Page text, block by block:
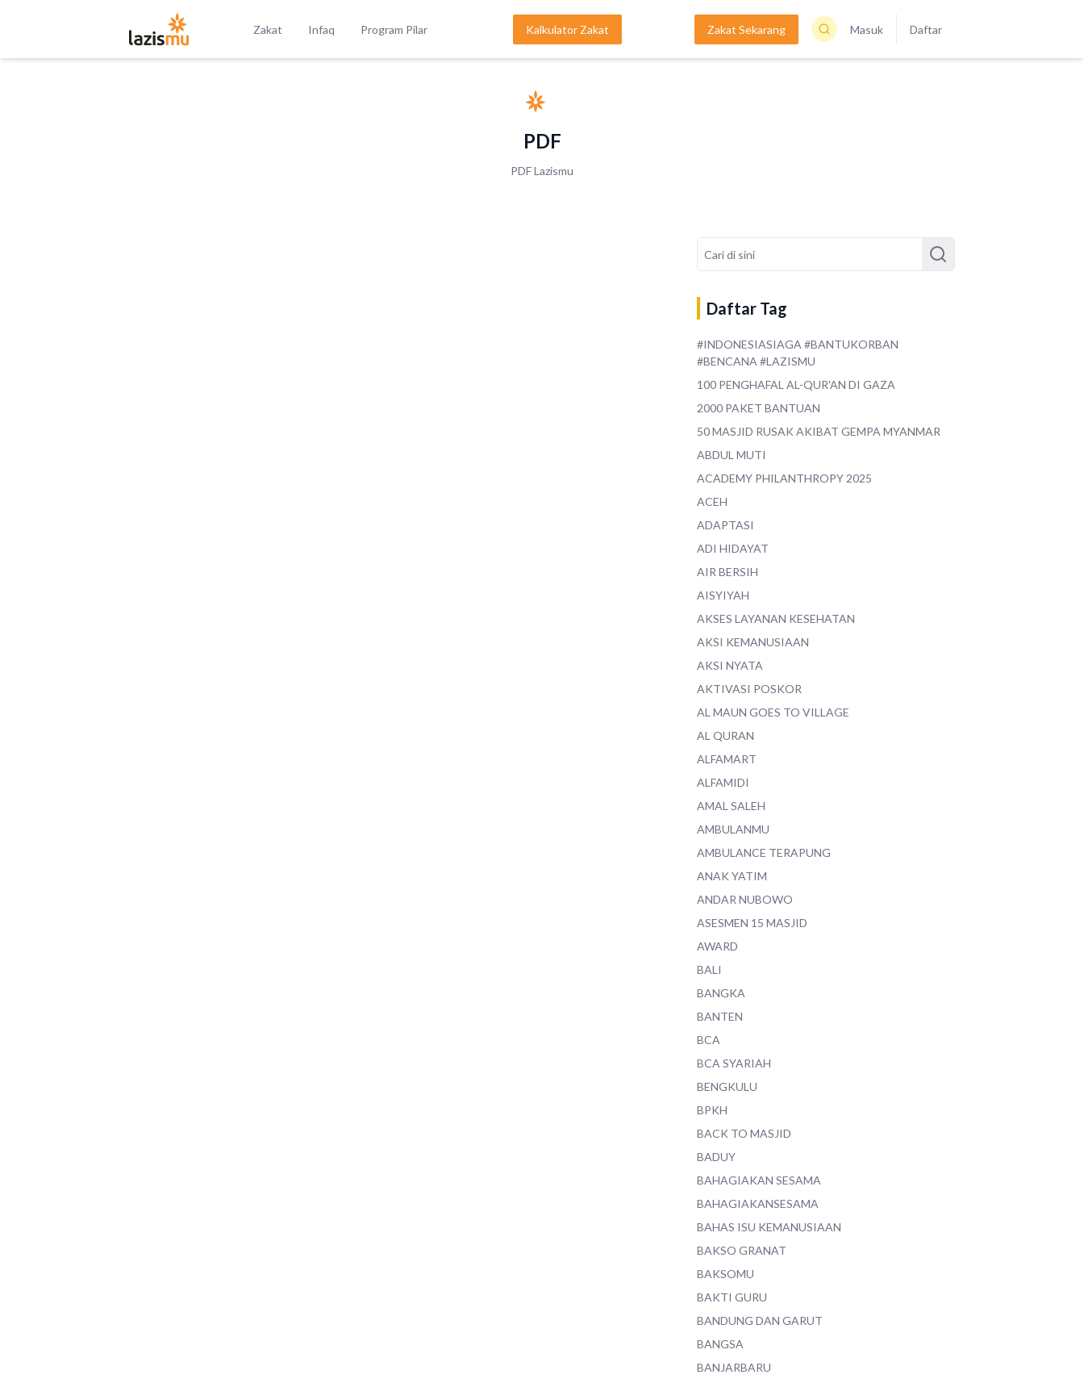
Zakat Infaq Program Pilar Kalkulator Zakat Zakat Sekarang Masuk Daftar
PDF
PDF Lazismu
Daftar Tag
#INDONESIASIAGA #BANTUKORBAN
#BENCANA #LAZISMU
100 PENGHAFAL AL-QUR'AN DI GAZA
2000 PAKET BANTUAN
50 MASJID RUSAK AKIBAT GEMPA MYANMAR
ABDUL MUTI
ACADEMY PHILANTHROPY 2025
ACEH
ADAPTASI
ADI HIDAYAT
AIR BERSIH
AISYIYAH
AKSES LAYANAN KESEHATAN
AKSI KEMANUSIAAN
AKSI NYATA
AKTIVASI POSKOR
AL MAUN GOES TO VILLAGE
AL QURAN
ALFAMART
ALFAMIDI
AMAL SALEH
AMBULANMU
AMBULANCE TERAPUNG
ANAK YATIM
ANDAR NUBOWO
ASESMEN 15 MASJID
AWARD
BALI
BANGKA
BANTEN
BCA
BCA SYARIAH
BENGKULU
BPKH
BACK TO MASJID
BADUY
BAHAGIAKAN SESAMA
BAHAGIAKANSESAMA
BAHAS ISU KEMANUSIAAN
BAKSO GRANAT
BAKSOMU
BAKTI GURU
BANDUNG DAN GARUT
BANGSA
BANJARBARU